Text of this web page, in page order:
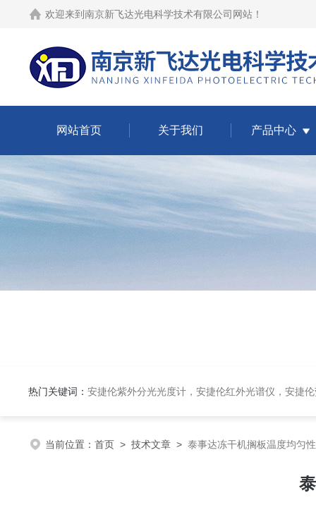
欢迎来到 南京新飞达光电科学技术有限公司网站 ！
网站首页 关于我们 产品中心
热门关键词： 安捷伦紫外分光光度计，安捷伦红外光谱仪，安捷伦荧光光谱仪，泰事达实验室冻干机，布鲁克台式顺
当前位置： 首页 > 技术文章 > 泰事达冻干机搁板温度均匀